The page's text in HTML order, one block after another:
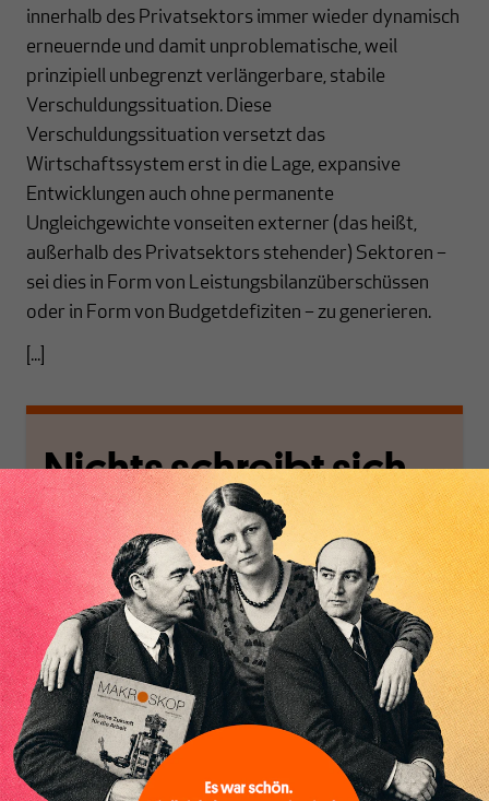
innerhalb des Privatsektors immer wieder dynamisch
erneuernde und damit unproblematische, weil
prinzipiell unbegrenzt verlängerbare, stabile
Verschuldungssituation. Diese
Verschuldungssituation versetzt das
Wirtschaftssystem erst in die Lage, expansive
Entwicklungen auch ohne permanente
Ungleichgewichte vonseiten externer (das heißt,
außerhalb des Privatsektors stehender) Sektoren –
sei dies in Form von Leistungsbilanzüberschüssen
oder in Form von Budgetdefiziten – zu generieren.
[...]
Nichts schreibt sich
von allein!
Nur für Abonnenten
MAKROSKOP analysiert
wirtschaftspolitische
Themen aus einer
postkeynesianischen
Perspektive und ist damit
in Deutschland einzigartig.
Wir verlassen die
journalistische Filterblase,
in der sich viele
eingerichtet haben. Wir
öffnen Fenster und
bringen frische Luft in die